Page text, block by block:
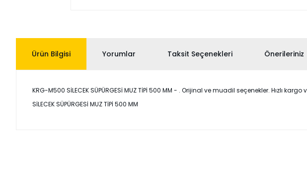
Ürün Bilgisi Yorumlar Taksit Seçenekleri Önerileriniz
KRG-M500 SİLECEK SÜPÜRGESİ MUZ TİPİ 500 MM - . Orijinal ve muadil seçenekler. Hızlı kargo
SİLECEK SÜPÜRGESİ MUZ TİPİ 500 MM